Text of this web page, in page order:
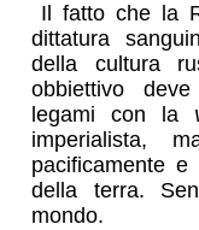
Il fatto che la
dittatura
della cultura
obbiettivo
legami con la
imperialista,
pacificamente
della terra.
mondo.